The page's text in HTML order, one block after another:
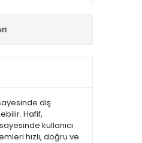
diş
Hafif,
kullanıcı
hızlı, doğru ve